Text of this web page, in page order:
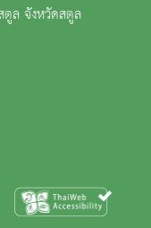
ล จังหวัดสตูล